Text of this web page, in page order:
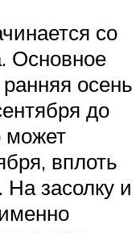
со
Основное
осень
до
может
вплоть
На засолку и